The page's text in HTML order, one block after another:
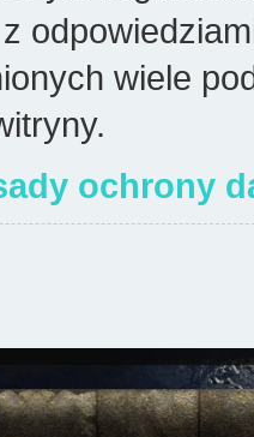
wiele
ochrony